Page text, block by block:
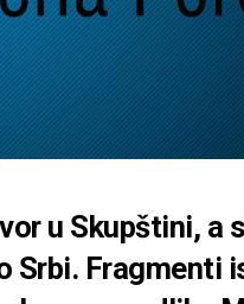
u Skupštini, a
Srbi. Fragmenti